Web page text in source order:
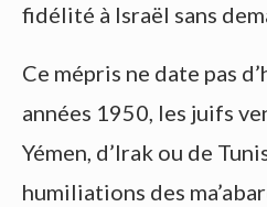
fidélité à Israël sans
Ce mépris ne date pas
années 1950, les juifs
Yémen, d’Irak ou de
humiliations des